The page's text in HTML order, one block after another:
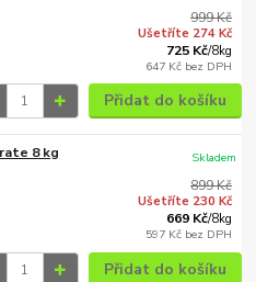
999 Kč
Ušetříte 274 Kč
725 Kč/8kg
647 Kč bez DPH
Přidat do košíku
8 kg
899 Kč
Ušetříte 230 Kč
669 Kč/8kg
597 Kč bez DPH
Skladem
Přidat do košíku